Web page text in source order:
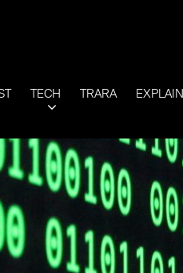
TECH TRARA EXPLAIN